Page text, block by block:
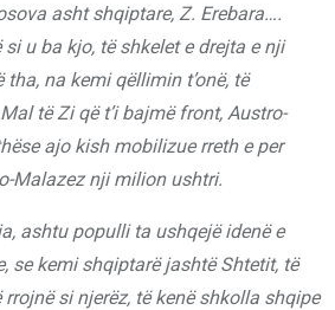
asht shqiptare, Z. Erebara….
si u ba kjo, të shkelet e drejta e nji
na kemi qëllimin t’onë, të
të Zi që t’i bajmë front, Austro-
ajo kish mobilizue rreth e per
Malazez nji milion ushtri.
populli ta ushqejë idenë e
se kemi shqiptarë jashtë Shtetit, të
si njerëz, të kenë shkolla shqipe